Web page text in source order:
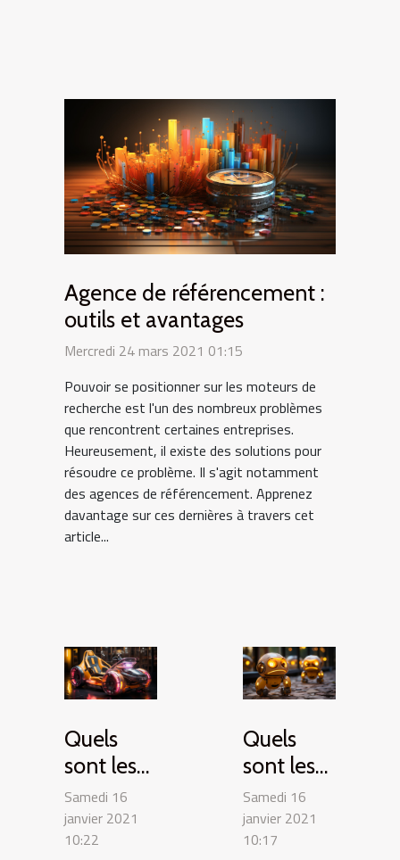
Agence de référencement :
outils et avantages
Mercredi 24 mars 2021 01:15
Pouvoir se positionner sur les moteurs de
recherche est l'un des nombreux problèmes
que rencontrent certaines entreprises.
Heureusement, il existe des solutions pour
résoudre ce problème. Il s'agit notamment
des agences de référencement. Apprenez
davantage sur ces dernières à travers cet
article...
Quels
sont les
engins
drôles du
futur ?
Samedi 16
janvier 2021
10:22
Quels
sont les
robots du
futur ?
Samedi 16
janvier 2021
10:17